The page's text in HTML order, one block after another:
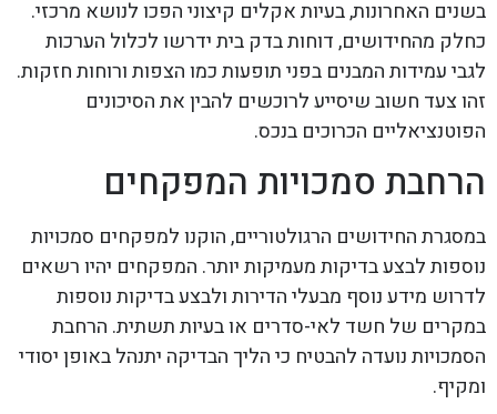
בשנים האחרונות, בעיות אקלים קיצוני הפכו לנושא מרכזי.
כחלק מהחידושים, דוחות בדק בית ידרשו לכלול הערכות
לגבי עמידות המבנים בפני תופעות כמו הצפות ורוחות חזקות.
זהו צעד חשוב שיסייע לרוכשים להבין את הסיכונים
הפוטנציאליים הכרוכים בנכס.
הרחבת סמכויות המפקחים
במסגרת החידושים הרגולטוריים, הוקנו למפקחים סמכויות
נוספות לבצע בדיקות מעמיקות יותר. המפקחים יהיו רשאים
לדרוש מידע נוסף מבעלי הדירות ולבצע בדיקות נוספות
במקרים של חשד לאי-סדרים או בעיות תשתית. הרחבת
הסמכויות נועדה להבטיח כי הליך הבדיקה יתנהל באופן יסודי
ומקיף.